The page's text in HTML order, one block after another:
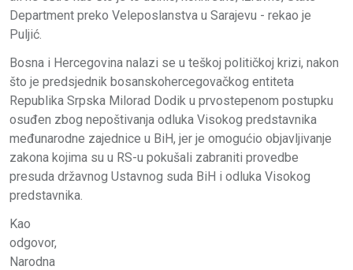
Department preko Veleposlanstva u Sarajevu - rekao je
Puljić.
Bosna i Hercegovina nalazi se u teškoj političkoj krizi, nakon
što je predsjednik bosanskohercegovačkog entiteta
Republika Srpska Milorad Dodik u prvostepenom postupku
osuđen zbog nepoštivanja odluka Visokog predstavnika
međunarodne zajednice u BiH, jer je omogućio objavljivanje
zakona kojima su u RS-u pokušali zabraniti provedbe
presuda državnog Ustavnog suda BiH i odluka Visokog
predstavnika.
Kao
odgovor,
Narodna